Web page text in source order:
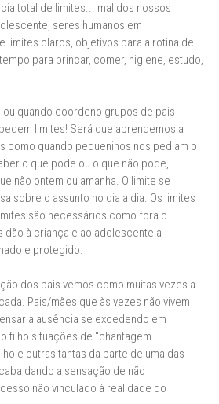
total de limites... mal dos nossos
seres humanos em
limites claros, objetivos para a rotina de
para brincar, comer, higiene, estudo,
quando coordeno grupos de pais
limites! Será que aprendemos a
como quando pequeninos nos pediam o
o que pode ou o que não pode,
não ontem ou amanha. O limite se
sobre o assunto no dia a dia. Os limites
são necessários como fora o
à criança e ao adolescente a
e protegido.
dos pais vemos como muitas vezes a
Pais/mães que às vezes não vivem
a ausência se excedendo em
filho situações de “chantagem
e outras tantas da parte de uma das
dando a sensação de não
não vinculado à realidade do